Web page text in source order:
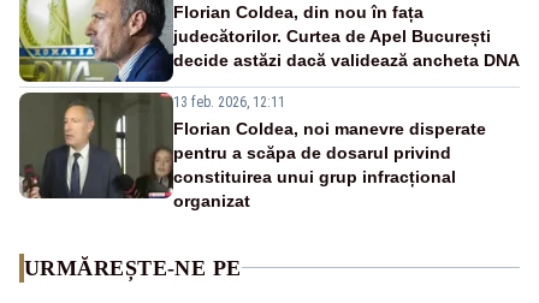
Florian Coldea, din nou în fața
judecătorilor. Curtea de Apel București
decide astăzi dacă validează ancheta DNA
13 feb. 2026, 12:11
Florian Coldea, noi manevre disperate
pentru a scăpa de dosarul privind
constituirea unui grup infracțional
organizat
URMĂREȘTE-NE PE